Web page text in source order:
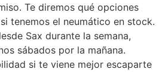
Te diremos qué opciones
tenemos el neumático en stock.
Sax durante la semana,
sábados por la mañana.
si te viene mejor escaparte